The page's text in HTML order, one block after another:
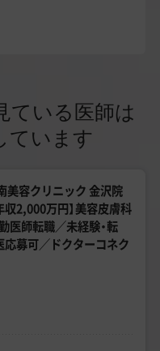
ている医師は
ています
美容クリニック 金沢院
収2,000万円】美容皮膚科
医師転職／未経験・転
応募可／ドクターコネク